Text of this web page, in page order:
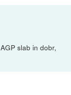
slab in dobr,